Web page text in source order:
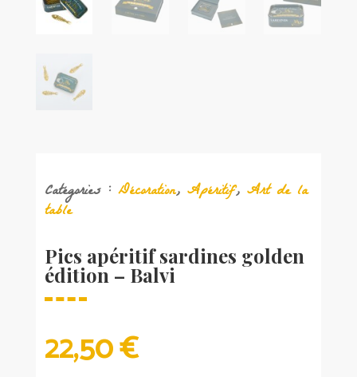
Catégories : Décoration, Apéritif, Art de la
table
Pics apéritif sardines golden
édition – Balvi
22,50€